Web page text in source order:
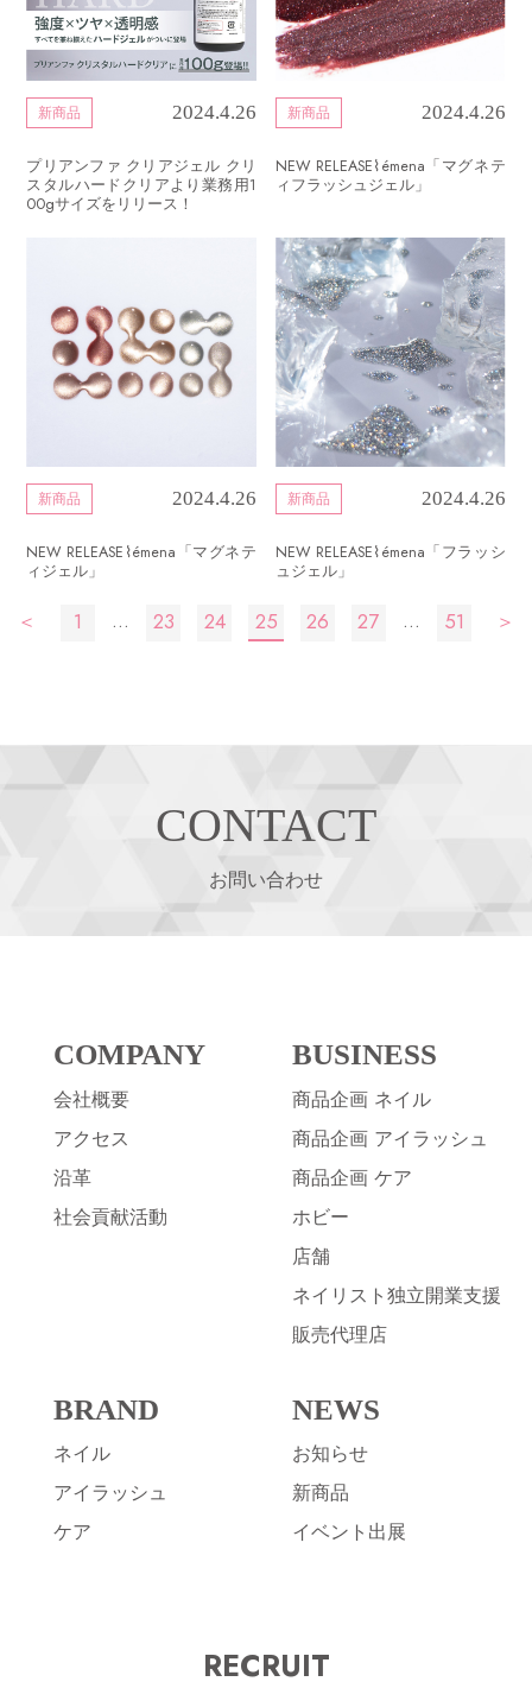
新商品 2024.4.26
プリアンファ クリアジェル クリ
スタルハードクリアより業務用1
00gサイズをリリース！
新商品 2024.4.26
NEW RELEASE⌇émena「マグネテ
ィフラッシュジェル」
新商品 2024.4.26
NEW RELEASE⌇émena「マグネテ
ィジェル」
新商品 2024.4.26
NEW RELEASE⌇émena「フラッシ
ュジェル」
投
ー
＜ 1 … 23 24 25 26 27 … 51 ＞
CONTACT
お問い合わせ
COMPANY
会社概要
アクセス
沿革
社会貢献活動
BUSINESS
商品企画 ネイル
商品企画 アイラッシュ
商品企画 ケア
ホビー
店舗
ネイリスト独立開業支援
販売代理店
BRAND
ネイル
アイラッシュ
ケア
NEWS
お知らせ
新商品
イベント出展
RECRUIT